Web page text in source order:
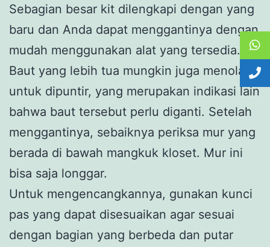
Sebagian besar kit dilengkapi dengan yang
baru dan Anda dapat menggantinya dengan
mudah menggunakan alat yang tersedia.
Baut yang lebih tua mungkin juga menolak
untuk dipuntir, yang merupakan indikasi lain
bahwa baut tersebut perlu diganti. Setelah
menggantinya, sebaiknya periksa mur yang
berada di bawah mangkuk kloset. Mur ini
bisa saja longgar.
Untuk mengencangkannya, gunakan kunci
pas yang dapat disesuaikan agar sesuai
dengan bagian yang berbeda dan putar